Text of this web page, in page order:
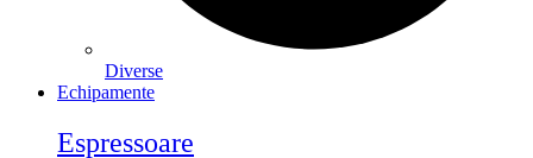
Diverse
Echipamente
Espressoare